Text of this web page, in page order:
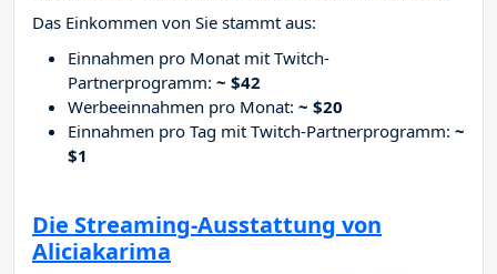
Das Einkommen von Sie stammt aus:
Einnahmen pro Monat mit Twitch-
Partnerprogramm: ~ $42
Werbeeinnahmen pro Monat: ~ $20
Einnahmen pro Tag mit Twitch-Partnerprogramm: ~
$1
Die Streaming-Ausstattung von
Aliciakarima